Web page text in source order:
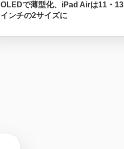
OLEDで薄型化、iPad Airは11・13
インチの2サイズに